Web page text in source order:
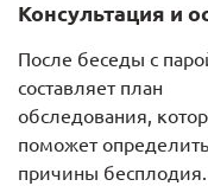
Консультация и
После беседы с
составляет план
обследования,
поможет определить
причины бесплодия.